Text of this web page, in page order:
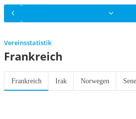
Vereinsstatistik
Frankreich
Frankreich Irak Norwegen